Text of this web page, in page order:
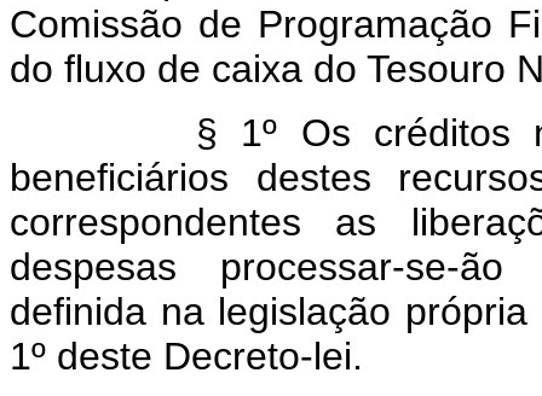
Comissão de Programação
do fluxo de caixa do Tesouro
§ 1º Os créditos nas
beneficiários destes
correspondentes as
despesas processar-se-
definida na legislação
1º deste Decreto-lei.